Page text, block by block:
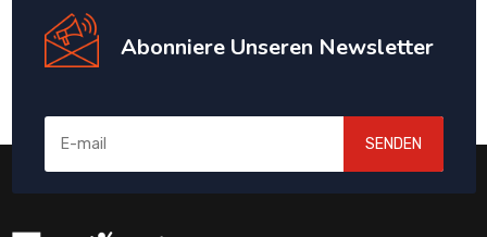
Abonniere Unseren Newsletter
SENDEN